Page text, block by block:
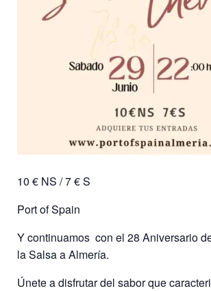
10 € NS / 7 € S
Port of Spain
Y continuamos con el 28 Aniversario
la Salsa a Almería.
Únete a disfrutar del sabor que